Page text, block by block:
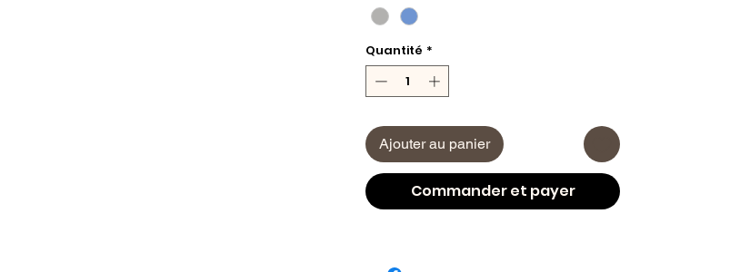
Quantité *
Ajouter au panier
Commander et payer